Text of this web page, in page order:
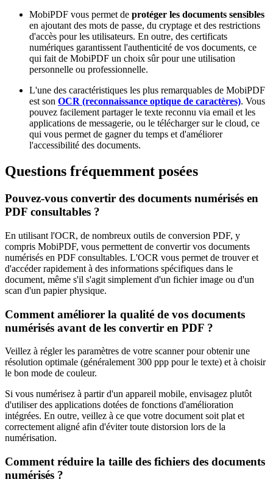
MobiPDF vous permet de protéger les documents sensibles
en ajoutant des mots de passe, du cryptage et des restrictions
d'accès pour les utilisateurs. En outre, des certificats
numériques garantissent l'authenticité de vos documents, ce
qui fait de MobiPDF un choix sûr pour une utilisation
personnelle ou professionnelle.
L'une des caractéristiques les plus remarquables de MobiPDF
est son OCR (reconnaissance optique de caractères). Vous
pouvez facilement partager le texte reconnu via email et les
applications de messagerie, ou le télécharger sur le cloud, ce
qui vous permet de gagner du temps et d'améliorer
l'accessibilité des documents.
Questions fréquemment posées
Pouvez-vous convertir des documents numérisés en
PDF consultables ?
En utilisant l'OCR, de nombreux outils de conversion PDF, y
compris MobiPDF, vous permettent de convertir vos documents
numérisés en PDF consultables. L'OCR vous permet de trouver et
d'accéder rapidement à des informations spécifiques dans le
document, même s'il s'agit simplement d'un fichier image ou d'un
scan d'un papier physique.
Comment améliorer la qualité de vos documents
numérisés avant de les convertir en PDF ?
Veillez à régler les paramètres de votre scanner pour obtenir une
résolution optimale (généralement 300 ppp pour le texte) et à choisir
le bon mode de couleur.
Si vous numérisez à partir d'un appareil mobile, envisagez plutôt
d'utiliser des applications dotées de fonctions d'amélioration
intégrées. En outre, veillez à ce que votre document soit plat et
correctement aligné afin d'éviter toute distorsion lors de la
numérisation.
Comment réduire la taille des fichiers des documents
numérisés ?